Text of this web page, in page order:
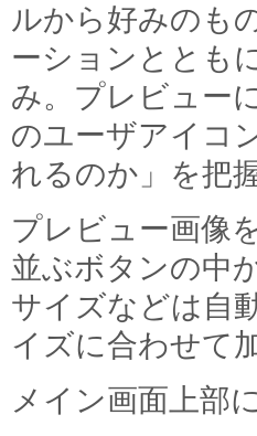
ルから好みのも
ーションととも
み。プレビュー
のユーザアイコ
れるのか」を把
プレビュー画像
並ぶボタンの中
サイズなどは自
イズに合わせて
メイン画面上部